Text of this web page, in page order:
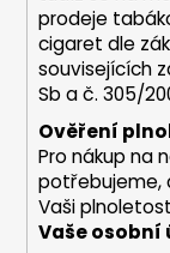
e
n
a
?
prodeje
cigaret dle
souvisejících
Sb a č. 305/
Ověření
Pro nákup na
potřebujeme,
Vaši
Vaše osobní